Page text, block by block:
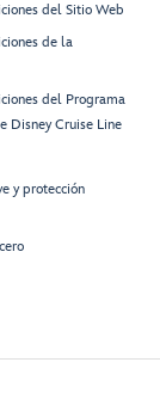
del Sitio Web
de la
del Programa
Disney Cruise Line
y protección